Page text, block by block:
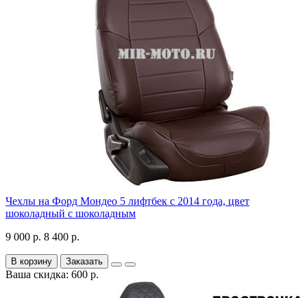
Чехлы на Форд Мондео 5 лифтбек с 2014 года, цвет
шоколадный с шоколадным
9 000 р. 8 400 р.
В корзину Заказать
Ваша скидка: 600 р.